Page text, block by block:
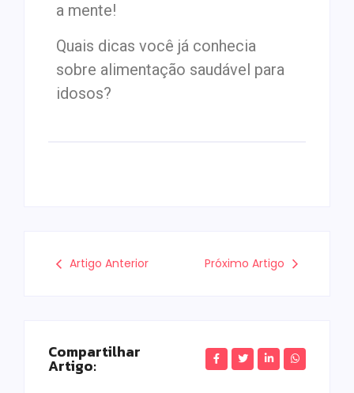
a mente!
Quais dicas você já conhecia
sobre alimentação saudável para
idosos?
Artigo Anterior Próximo Artigo
Compartilhar
Artigo: